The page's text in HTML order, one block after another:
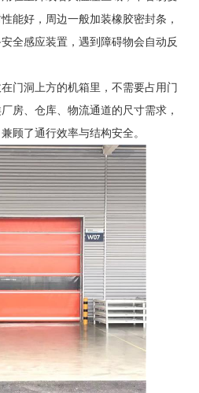
能好，周边一般加装橡胶密封条，
全感应装置，遇到障碍物会自动反
门洞上方的机箱里，不需要占用门
房、仓库、物流通道的尺寸需求，
顾了通行效率与结构安全。